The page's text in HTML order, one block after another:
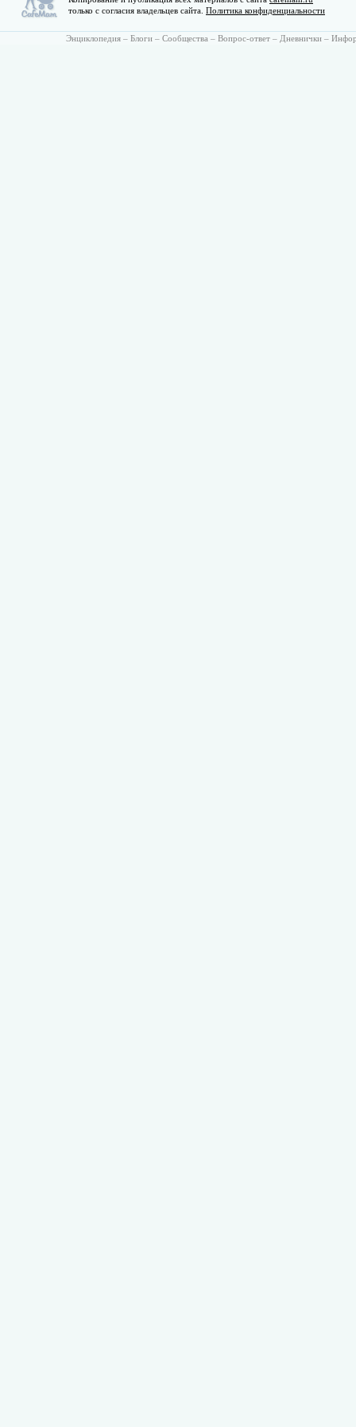
только с согласия владельцев сайта. Политика конфиденциальности
Энциклопедия – Блоги – Сообщества – Вопрос-ответ – Дневнички –